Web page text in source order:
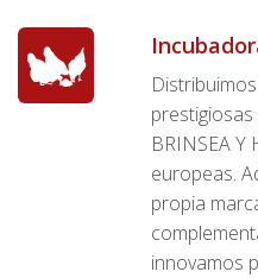
BRINSEA Y
europeas.
propia
innovamos